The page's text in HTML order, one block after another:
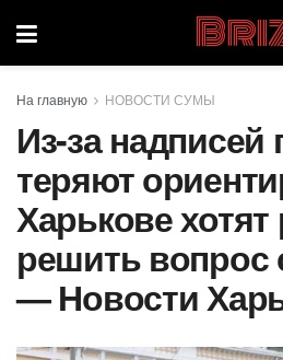
На главную НОВОСТИ СУМЫ
Из-за
теряют
Харькове
решить вопрос
— Новости